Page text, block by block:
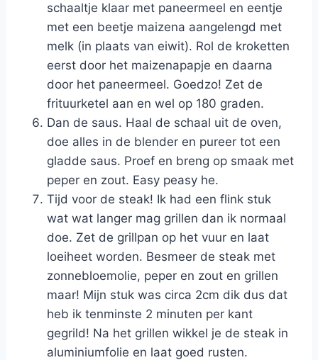
schaaltje klaar met paneermeel en eentje
met een beetje maizena aangelengd met
melk (in plaats van eiwit). Rol de kroketten
eerst door het maizenapapje en daarna
door het paneermeel. Goedzo! Zet de
frituurketel aan en wel op 180 graden.
Dan de saus. Haal de schaal uit de oven,
doe alles in de blender en pureer tot een
gladde saus. Proef en breng op smaak met
peper en zout. Easy peasy he.
Tijd voor de steak! Ik had een flink stuk
wat wat langer mag grillen dan ik normaal
doe. Zet de grillpan op het vuur en laat
loeiheet worden. Besmeer de steak met
zonnebloemolie, peper en zout en grillen
maar! Mijn stuk was circa 2cm dik dus dat
heb ik tenminste 2 minuten per kant
gegrild! Na het grillen wikkel je de steak in
aluminiumfolie en laat goed rusten.